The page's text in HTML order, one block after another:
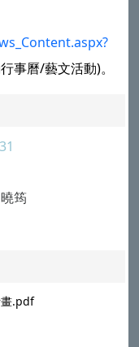
事曆/藝文活動)。
筠
畫.pdf